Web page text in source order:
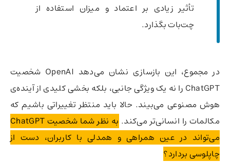
تأثیر زیادی بر اعتماد و میزان استفاده از
چت‌بات بگذارد.
در مجموع، این بازسازی نشان می‌دهد OpenAI شخصیت
ChatGPT را نه یک ویژگی جانبی، بلکه بخشی کلیدی از آینده‌ی
هوش مصنوعی می‌بیند. حالا باید منتظر تغییراتی باشیم که
مکالمات را انسانی‌تر می‌کند.
به نظر شما شخصیت ChatGPT
می‌تواند در عین همراهی و همدلی با کاربران، دست از
چاپلوسی بردارد؟